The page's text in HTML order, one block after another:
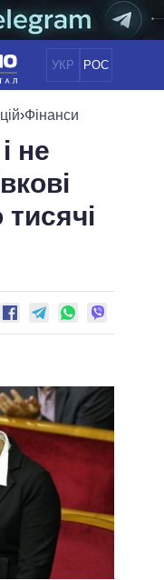
УКР РОС
›Фінанси
не